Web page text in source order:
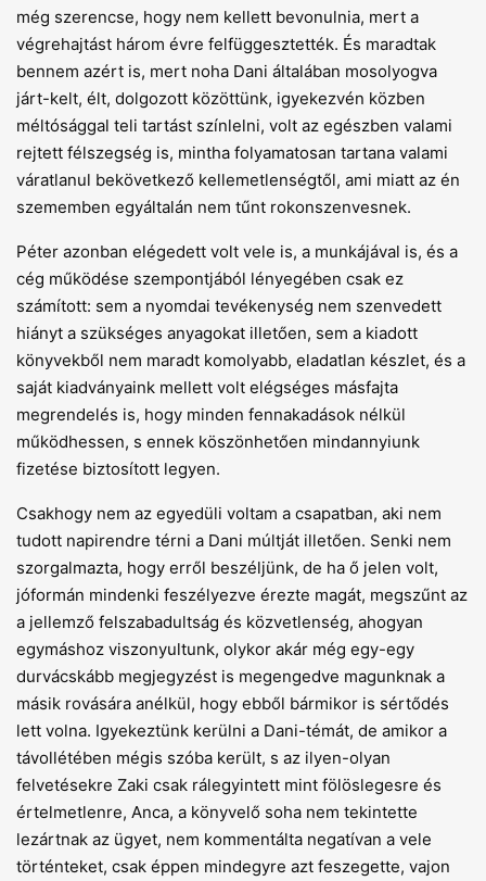
még szerencse, hogy nem kellett bevonulnia, mert a
végrehajtást három évre felfüggesztették. És maradtak
bennem azért is, mert noha Dani általában mosolyogva
járt-kelt, élt, dolgozott közöttünk, igyekezvén közben
méltósággal teli tartást színlelni, volt az egészben valami
rejtett félszegség is, mintha folyamatosan tartana valami
váratlanul bekövetkező kellemetlenségtől, ami miatt az én
szememben egyáltalán nem tűnt rokonszenvesnek.
Péter azonban elégedett volt vele is, a munkájával is, és a
cég működése szempontjából lényegében csak ez
számított: sem a nyomdai tevékenység nem szenvedett
hiányt a szükséges anyagokat illetően, sem a kiadott
könyvekből nem maradt komolyabb, eladatlan készlet, és a
saját kiadványaink mellett volt elégséges másfajta
megrendelés is, hogy minden fennakadások nélkül
működhessen, s ennek köszönhetően mindannyiunk
fizetése biztosított legyen.
Csakhogy nem az egyedüli voltam a csapatban, aki nem
tudott napirendre térni a Dani múltját illetően. Senki nem
szorgalmazta, hogy erről beszéljünk, de ha ő jelen volt,
jóformán mindenki feszélyezve érezte magát, megszűnt az
a jellemző felszabadultság és közvetlenség, ahogyan
egymáshoz viszonyultunk, olykor akár még egy-egy
durvácskább megjegyzést is megengedve magunknak a
másik rovására anélkül, hogy ebből bármikor is sértődés
lett volna. Igyekeztünk kerülni a Dani-témát, de amikor a
távollétében mégis szóba került, s az ilyen-olyan
felvetésekre Zaki csak rálegyintett mint fölöslegesre és
értelmetlenre, Anca, a könyvelő soha nem tekintette
lezártnak az ügyet, nem kommentálta negatívan a vele
történteket, csak éppen mindegyre azt feszegette, vajon